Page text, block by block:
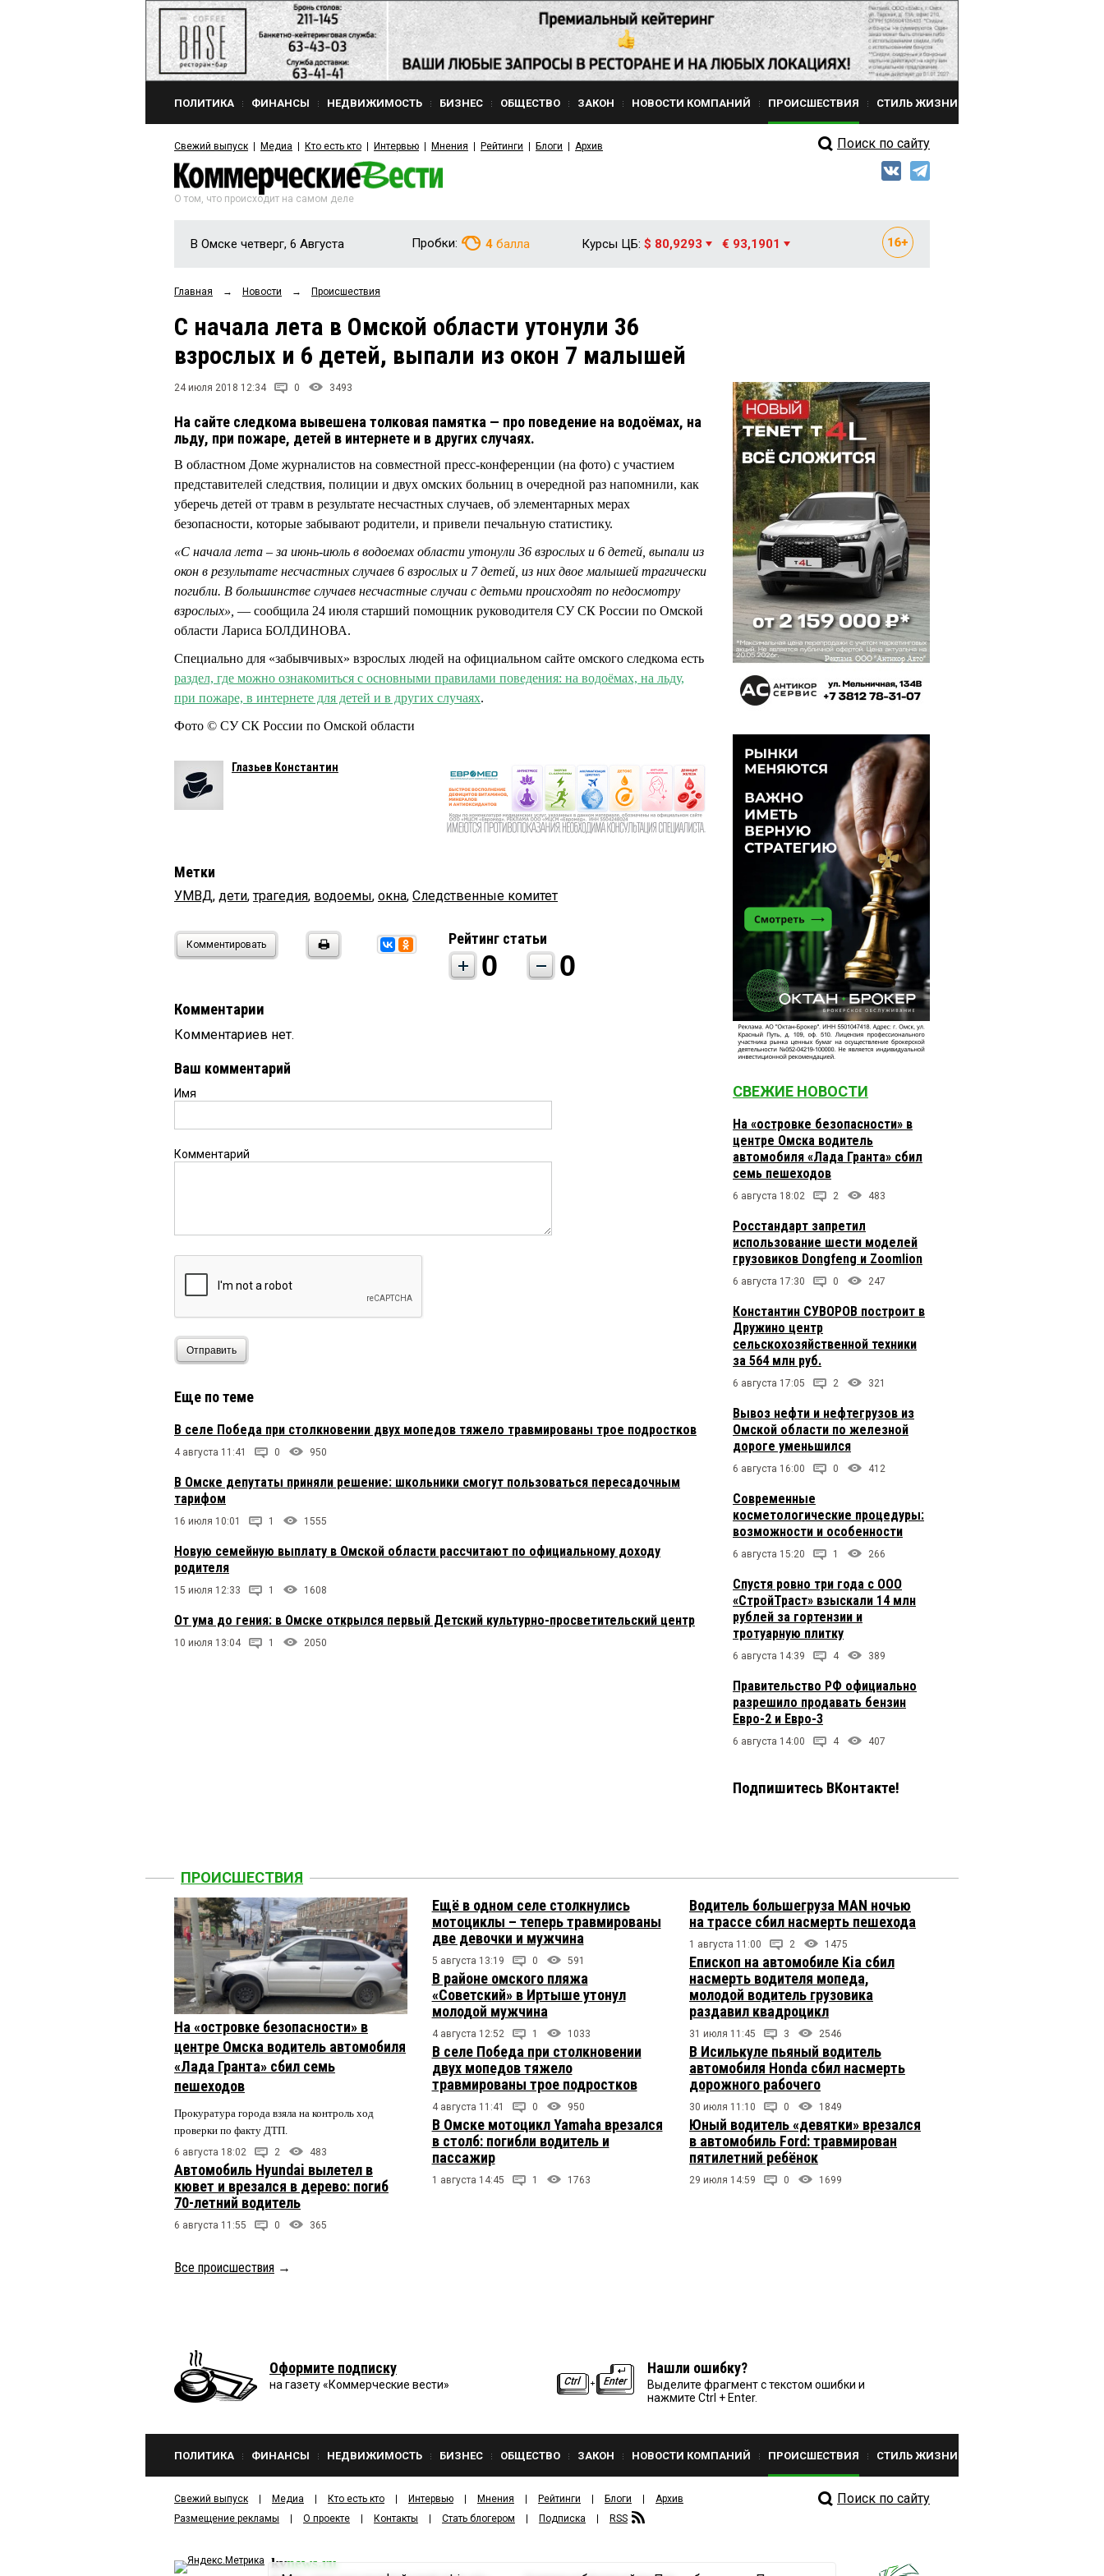
ПОЛИТИКА ФИНАНСЫ НЕДВИЖИМОСТЬ БИЗНЕС ОБЩЕСТВО ЗАКОН НОВОСТИ КОМПАНИЙ ПРОИСШЕСТВИЯ СТИЛЬ ЖИЗНИ
Свежий выпуск Медиа Кто есть кто Интервью Мнения Рейтинги Блоги Архив Поиск по сайту
О том, что происходит на самом деле
В Омске четверг, 6 Августа Пробки: 4 балла Курсы ЦБ: $ 80,9293 € 93,1901
Главная → Новости → Происшествия
С начала лета в Омской области утонули 36
взрослых и 6 детей, выпали из окон 7 малышей
24 июля 2018 12:34 0 3493
На сайте следкома вывешена толковая памятка — про поведение на водоёмах, на
льду, при пожаре, детей в интернете и в других случаях.
В областном Доме журналистов на совместной пресс-конференции (на фото) с участием
представителей следствия, полиции и двух омских больниц в очередной раз напомнили, как
уберечь детей от травм в результате несчастных случаев, об элементарных мерах
безопасности, которые забывают родители, и привели печальную статистику.
«С начала лета – за июнь-июль в водоемах области утонули 36 взрослых и 6 детей, выпали из
окон в результате несчастных случаев 6 взрослых и 7 детей, из них двое малышей трагически
погибли. В большинстве случаев несчастные случаи с детьми происходят по недосмотру
взрослых», — сообщила 24 июля старший помощник руководителя СУ СК России по Омской
области Лариса БОЛДИНОВА.
Специально для «забывчивых» взрослых людей на официальном сайте омского следкома есть
раздел, где можно ознакомиться с основными правилами поведения: на водоёмах, на льду,
при пожаре, в интернете для детей и в других случаях.
Фото © СУ СК России по Омской области
Глазьев Константин
Метки
УМВД, дети,трагедия, водоемы, окна, Следственные комитет
Комментировать Рейтинг статьи
0 0
Комментарии
Комментариев нет.
Ваш комментарий
Имя
Комментарий
Отправить
Еще по теме
В селе Победа при столкновении двух мопедов тяжело травмированы трое подростков
4 августа 11:41 0 950
В Омске депутаты приняли решение: школьники смогут пользоваться пересадочным
тарифом
16 июля 10:01 1 1555
Новую семейную выплату в Омской области рассчитают по официальному доходу
родителя
15 июля 12:33 1 1608
От ума до гения: в Омске открылся первый Детский культурно-просветительский центр
10 июля 13:04 1 2050
СВЕЖИЕ НОВОСТИ
На «островке безопасности» в
центре Омска водитель
автомобиля «Лада Гранта» сбил
семь пешеходов
6 августа 18:02 2 483
Росстандарт запретил
использование шести моделей
грузовиков Dongfeng и Zoomlion
6 августа 17:30 0 247
Константин СУВОРОВ построит в
Дружино центр
сельскохозяйственной техники
за 564 млн руб.
6 августа 17:05 2 321
Вывоз нефти и нефтегрузов из
Омской области по железной
дороге уменьшился
6 августа 16:00 0 412
Современные
косметологические процедуры:
возможности и особенности
6 августа 15:20 1 266
Спустя ровно три года с ООО
«СтройТраст» взыскали 14 млн
рублей за гортензии и
тротуарную плитку
6 августа 14:39 4 389
Правительство РФ официально
разрешило продавать бензин
Евро-2 и Евро-3
6 августа 14:00 4 407
Подпишитесь ВКонтакте!
ПРОИСШЕСТВИЯ
На «островке безопасности» в
центре Омска водитель автомобиля
«Лада Гранта» сбил семь
пешеходов
Прокуратура города взяла на контроль ход
проверки по факту ДТП.
6 августа 18:02 2 483
Автомобиль Hyundai вылетел в
кювет и врезался в дерево: погиб
70-летний водитель
6 августа 11:55 0 365
Ещё в одном селе столкнулись
мотоциклы – теперь травмированы
две девочки и мужчина
5 августа 13:19 0 591
В районе омского пляжа
«Советский» в Иртыше утонул
молодой мужчина
4 августа 12:52 1 1033
В селе Победа при столкновении
двух мопедов тяжело
травмированы трое подростков
4 августа 11:41 0 950
В Омске мотоцикл Yamaha врезался
в столб: погибли водитель и
пассажир
1 августа 14:45 1 1763
Водитель большегруза MAN ночью
на трассе сбил насмерть пешехода
1 августа 11:00 2 1475
Епископ на автомобиле Kia сбил
насмерть водителя мопеда,
молодой водитель грузовика
раздавил квадроцикл
31 июля 11:45 3 2546
В Исилькуле пьяный водитель
автомобиля Honda сбил насмерть
дорожного рабочего
30 июля 11:10 0 1849
Юный водитель «девятки» врезался
в автомобиль Ford: травмирован
пятилетний ребёнок
29 июля 14:59 0 1699
Все происшествия →
Оформите подписку
на газету «Коммерческие вести»
Нашли ошибку?
Выделите фрагмент с текстом ошибки и
нажмите Ctrl + Enter.
ПОЛИТИКА ФИНАНСЫ НЕДВИЖИМОСТЬ БИЗНЕС ОБЩЕСТВО ЗАКОН НОВОСТИ КОМПАНИЙ ПРОИСШЕСТВИЯ СТИЛЬ ЖИЗНИ
Свежий выпуск Медиа Кто есть кто Интервью Мнения Рейтинги Блоги
Архив
Размещение рекламы
О проекте Контакты Стать блогером Подписка RSS
Поиск по сайту
kvnews.ru